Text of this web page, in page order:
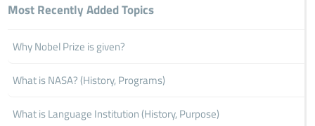
Most Recently Added Topics
Why Nobel Prize is given?
What is NASA? (History, Programs)
What is Language Institution (History, Purpose)